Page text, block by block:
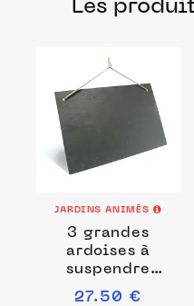
manufactures
Les
JARDINS ANIMÉS
3 grandes
ardoises à
suspendre
30x20cm
27.50 €